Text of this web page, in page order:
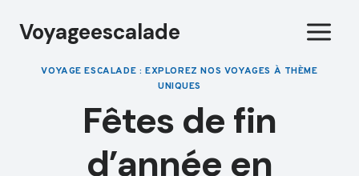
Voyageescalade
VOYAGE ESCALADE : EXPLOREZ NOS VOYAGES À THÈME
UNIQUES
Fêtes de fin
d’année en